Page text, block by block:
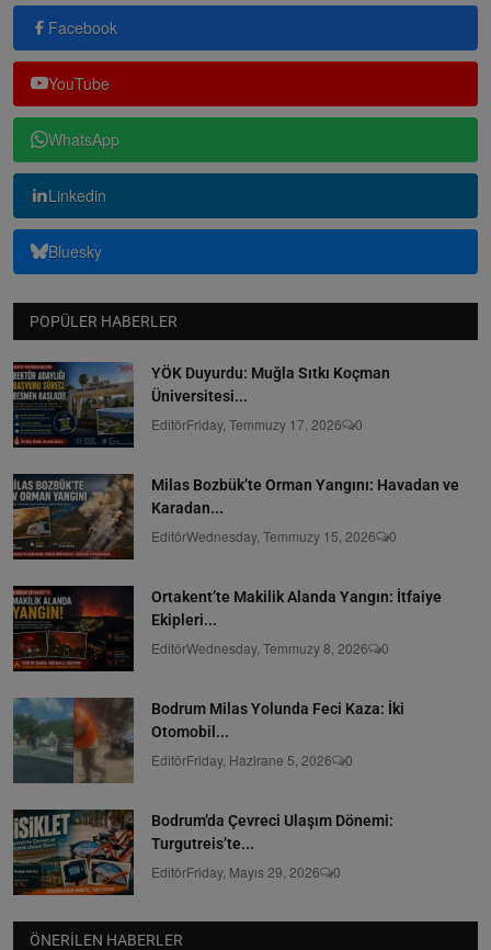
Facebook
YouTube
WhatsApp
Linkedin
Bluesky
POPÜLER HABERLER
YÖK Duyurdu: Muğla Sıtkı Koçman
Üniversitesi...
EditörFriday, Temmuzy 17, 2026 0
Milas Bozbük’te Orman Yangını: Havadan ve
Karadan...
EditörWednesday, Temmuzy 15, 2026 0
Ortakent’te Makilik Alanda Yangın: İtfaiye
Ekipleri...
EditörWednesday, Temmuzy 8, 2026 0
Bodrum Milas Yolunda Feci Kaza: İki
Otomobil...
EditörFriday, Hazirane 5, 2026 0
Bodrum’da Çevreci Ulaşım Dönemi:
Turgutreis’te...
EditörFriday, Mayıs 29, 2026 0
ÖNERILEN HABERLER